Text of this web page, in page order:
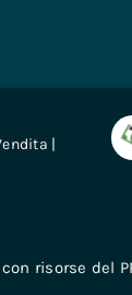
|
risorse del